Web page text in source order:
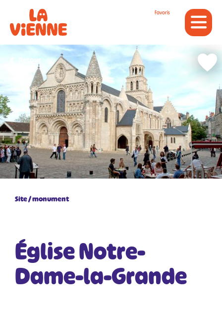
Favoris
Site / monument
Église Notre-
Dame-la-Grande
Retour